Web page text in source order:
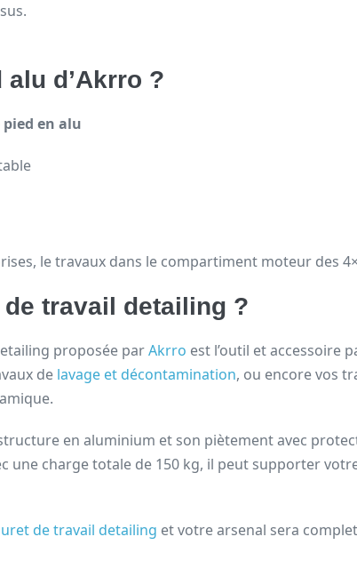
d’Akrro ?
en alu
le travaux dans le compartiment moteur des
travail detailing ?
proposée parAkrro est l’outil et accessoire
de lavage et décontamination, ou encore vos
en aluminium et son piètement avec
une charge totale de 150 kg, il peut supporter
de travail detailing et votre arsenal sera